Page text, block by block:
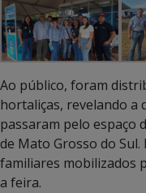
Ao público, foram
hortaliças, revelando a
passaram pelo espaço
de Mato Grosso do
familiares mobilizados
a feira.